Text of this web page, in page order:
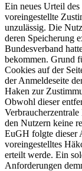
Ein neues Urteil
voreingestellte
unzulässig. Die
deren Speicherung
Bundesverband
bekommen. Grund
Cookies auf der
der Anmeldeseite
Haken zur
Obwohl dieser
den Nutzern keine
EuGH folgte dieser
voreingestelltes
erteilt werde. Ein
Anforderungen